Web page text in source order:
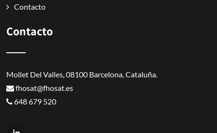
Contacto
Contacto
Mollet Del Valles, 08100 Barcelona, Cataluña.
fhosat@fhosat.es
648 679 520